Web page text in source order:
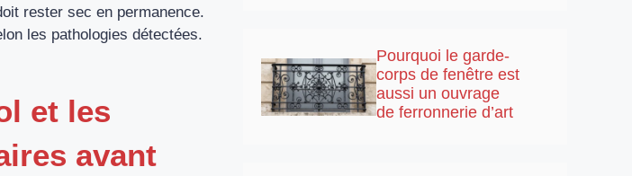
rester sec en permanence.
les pathologies détectées.
et les
avant
Pourquoi le garde-
corps de fenêtre est
aussi un ouvrage
de ferronnerie d’art